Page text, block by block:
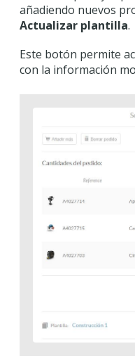
añadiendo nuevos
Actualizar plantilla.
Este botón permite
con la información